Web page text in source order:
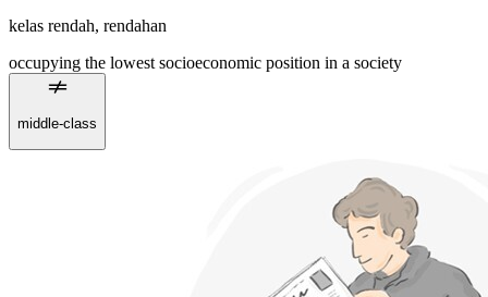
kelas rendah, rendahan
occupying the lowest socioeconomic position in a society
middle-class